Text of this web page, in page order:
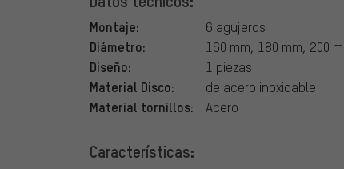
Montaje: 6 agujeros
Diámetro: 160 mm, 180 mm, 200
Diseño: 1 piezas
Material Disco: de acero inoxidable
Material tornillos: Acero
Características: